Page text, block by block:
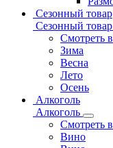
Сезонный товар
Сезонный товар
Смотреть
Зима
Весна
Лето
Осень
Алкоголь
Алкоголь
Смотреть
Вино